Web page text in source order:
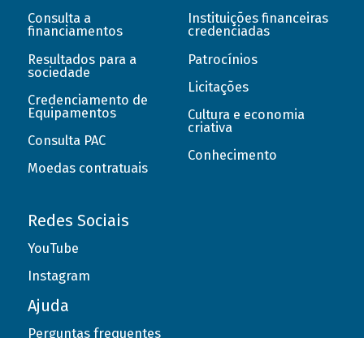
Consulta a
financiamentos
Resultados para a
sociedade
Credenciamento de
Equipamentos
Consulta PAC
Moedas contratuais
Instituições financeiras
credenciadas
Patrocínios
Licitações
Cultura e economia
criativa
Conhecimento
Redes Sociais
YouTube
Instagram
Ajuda
Perguntas frequentes